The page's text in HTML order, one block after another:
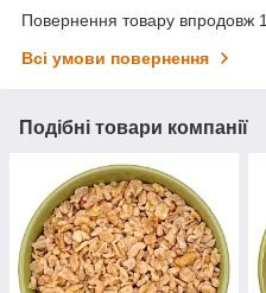
Повернення товару впродовж
Всі умови повернення
Подібні товари компанії